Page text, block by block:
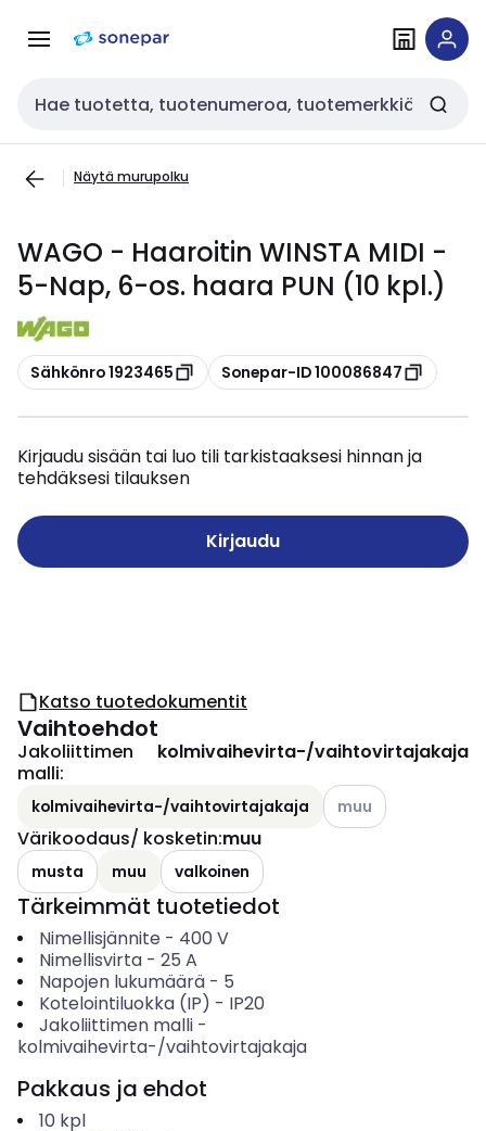
navigointiinsisältöön
Haku
Näytä murupolku
WAGO - Haaroitin WINSTA MIDI -
5-Nap, 6-os. haara PUN (10 kpl.)
Kopioi
Sähkönro 1923465 Kopioi
Sonepar-ID 100086847
Kirjaudu sisään tai luo tili tarkistaaksesi hinnan ja
tehdäksesi tilauksen
Kirjaudu
Katso tuotedokumentit
Vaihtoehdot
Jakoliittimen
malli:
kolmivaihevirta-/vaihtovirtajakaja
kolmivaihevirta-/vaihtovirtajakaja Katso käytettävissä
muu
Värikoodaus/ kosketin:muu
musta muu valkoinen
Tärkeimmät tuotetiedot
Nimellisjännite - 400 V
Nimellisvirta- 25 A
Napojen lukumäärä- 5
Kotelointiluokka (IP) - IP20
Jakoliittimen malli-
kolmivaihevirta-/vaihtovirtajakaja
Pakkaus ja ehdot
10 kpl